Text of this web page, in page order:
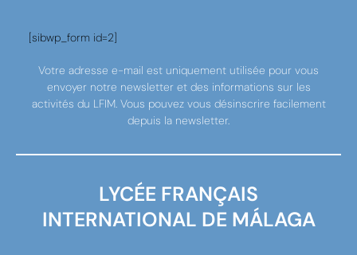
LYCÉE FRANÇAIS
INTERNATIONAL DE MÁLAGA
[sibwp_form id=2]
Votre adresse e-mail est uniquement utilisée pour vous
envoyer notre newsletter et des informations sur les
activités du LFIM. Vous pouvez vous désinscrire facilement
depuis la newsletter.